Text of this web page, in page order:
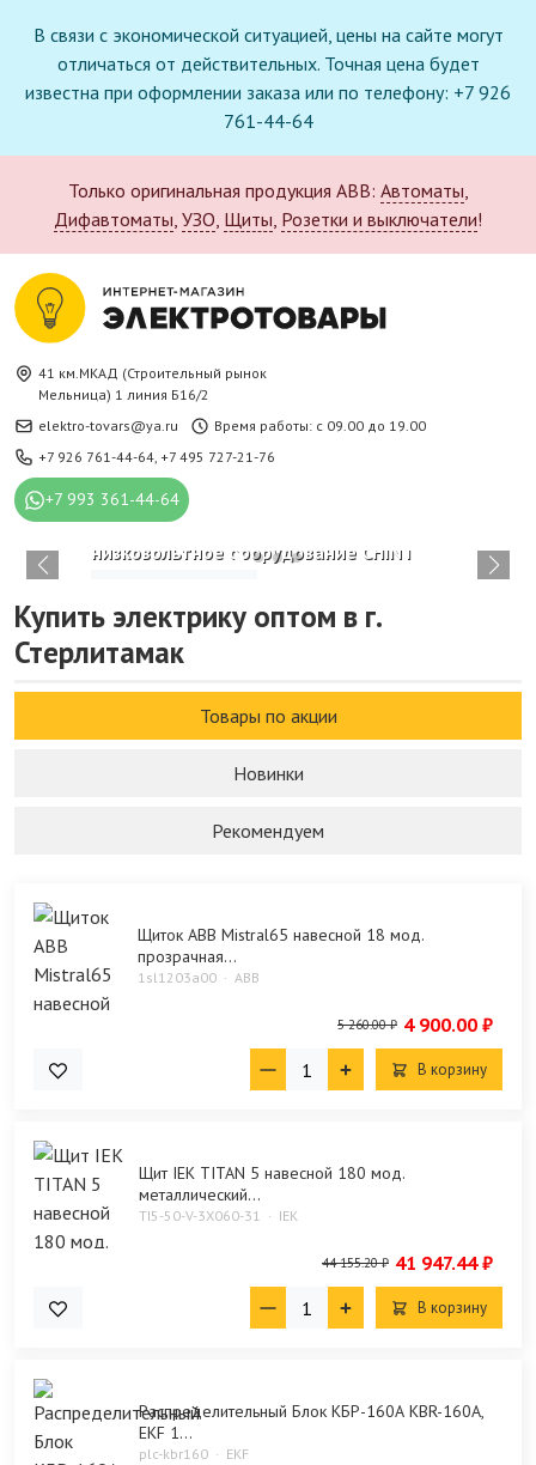
В связи с экономической ситуацией, цены на сайте могут
отличаться от действительных. Точная цена будет
известна при оформлении заказа или по телефону: +7 926
761-44-64
Только оригинальная продукция ABB: Автоматы,
Дифавтоматы, УЗО, Щиты, Розетки и выключатели!
41 км.МКАД (Строительный рынок
Мельница) 1 линия Б16/2
elektro-tovars@ya.ru
Время работы: с 09.00 до 19.00
+7 926 761-44-64, +7 495 727-21-76
+7 993 361-44-64
Новое поступление в каталоге:
низковольтное оборудование CHINT
Купить электрику оптом в г.
Стерлитамак
Товары по акции
Новинки
Рекомендуем
Щиток ABB Mistral65 навесной 18 мод.
прозрачная...
1sl1203a00 ABB
5 260.00 ₽ 4 900.00 ₽
В корзину
Щит IEK TITAN 5 навесной 180 мод.
металлический...
TI5-50-V-3X060-31 IEK
44 155.20 ₽ 41 947.44 ₽
В корзину
Распределительный Блок КБР-160А KBR-160A,
EKF 1...
plc-kbr160 EKF